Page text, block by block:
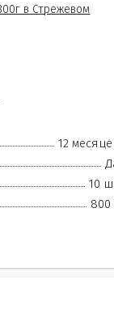
12
10
800